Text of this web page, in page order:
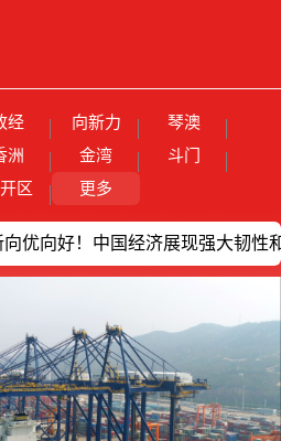
关于我们 网站声明 联系我们
经 向新力
琴澳
洲 金湾
斗门
区 更多
中国经济展现强大韧性和活力